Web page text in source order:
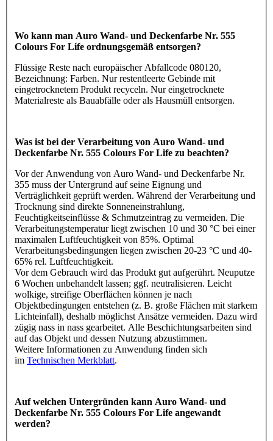
Wo kann man Auro Wand- und Deckenfarbe Nr. 555
Colours For Life ordnungsgemäß entsorgen?
Flüssige Reste nach europäischer Abfallcode 080120,
Bezeichnung: Farben. Nur restentleerte Gebinde mit
eingetrocknetem Produkt recyceln. Nur eingetrocknete
Materialreste als Bauabfälle oder als Hausmüll entsorgen.
Was ist bei der Verarbeitung von Auro Wand- und
Deckenfarbe Nr. 555 Colours For Life zu beachten?
Vor der Anwendung von Auro Wand- und Deckenfarbe Nr.
355 muss der Untergrund auf seine Eignung und
Verträglichkeit geprüft werden. Während der Verarbeitung und
Trocknung sind direkte Sonneneinstrahlung,
Feuchtigkeitseinflüsse & Schmutzeintrag zu vermeiden. Die
Verarbeitungstemperatur liegt zwischen 10 und 30 °C bei einer
maximalen Luftfeuchtigkeit von 85%. Optimal
Verarbeitungsbedingungen liegen zwischen 20-23 °C und 40-
65% rel. Luftfeuchtigkeit.
Vor dem Gebrauch wird das Produkt gut aufgerührt. Neuputze
6 Wochen unbehandelt lassen; ggf. neutralisieren. Leicht
wolkige, streifige Oberflächen können je nach
Objektbedingungen entstehen (z. B. große Flächen mit starkem
Lichteinfall), deshalb möglichst Ansätze vermeiden. Dazu wird
zügig nass in nass gearbeitet. Alle Beschichtungsarbeiten sind
auf das Objekt und dessen Nutzung abzustimmen.
Weitere Informationen zu Anwendung finden sich
im Technischen Merkblatt.
Auf welchen Untergründen kann Auro Wand- und
Deckenfarbe Nr. 555 Colours For Life angewandt
werden?